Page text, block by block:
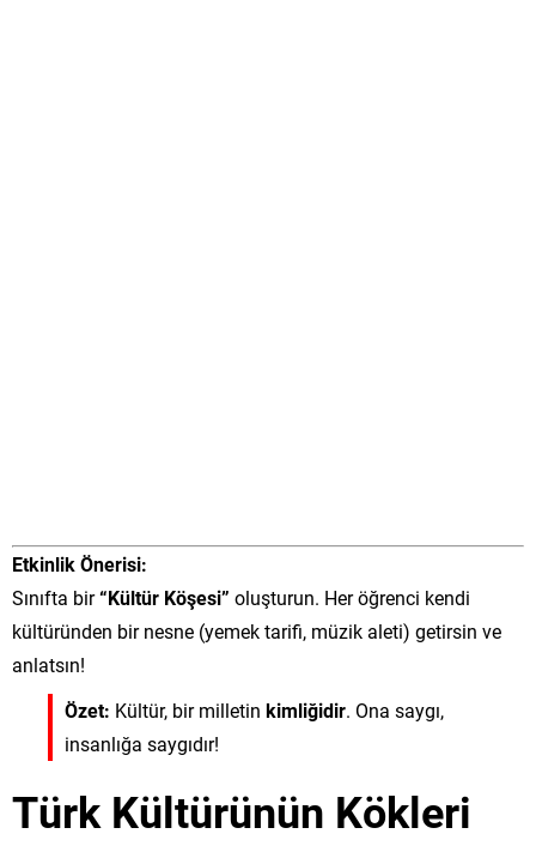
Etkinlik Önerisi:
Sınıfta bir“Kültür Köşesi” oluşturun. Her öğrenci kendi
kültüründen bir nesne (yemek tarifi, müzik aleti) getirsin ve
anlatsın!
Özet: Kültür, bir milletin kimliğidir. Ona saygı,
insanlığa saygıdır!
Türk Kültürünün Kökleri